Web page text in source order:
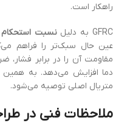
راهکار است.
GFRC به دلیل نسبت استحکام
عین حال سبک‌تر را فراهم
مقاومت آن را در برابر
متریال اصلی توصیه می‌شود.
ملاحظات فنی در